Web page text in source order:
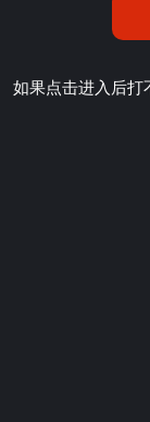
如果点击进入后打